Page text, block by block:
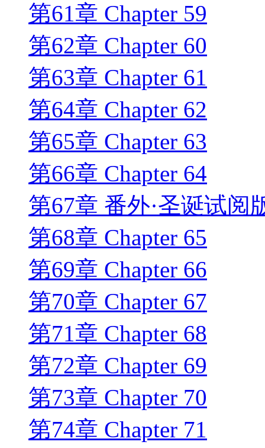
第61章 Chapter 59
第62章 Chapter 60
第63章 Chapter 61
第64章 Chapter 62
第65章 Chapter 63
第66章 Chapter 64
第67章 番外·圣诞试阅
第68章 Chapter 65
第69章 Chapter 66
第70章 Chapter 67
第71章 Chapter 68
第72章 Chapter 69
第73章 Chapter 70
第74章 Chapter 71